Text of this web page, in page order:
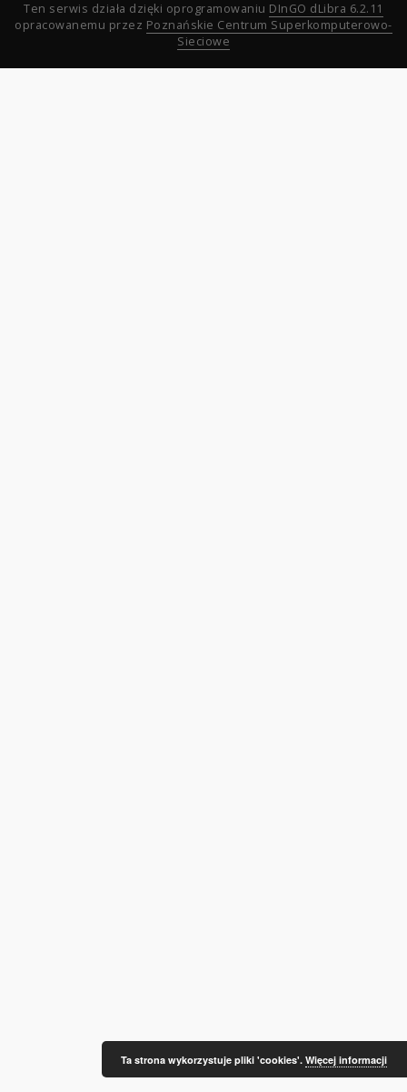
Ten serwis działa dzięki oprogramowaniu DInGO dLibra 6.2.11
opracowanemu przez Poznańskie Centrum Superkomputerowo-
Sieciowe
Ta strona wykorzystuje pliki 'cookies'. Więcej informacji